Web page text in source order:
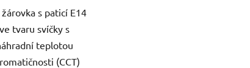
žárovka s paticí E14
ve tvaru svíčky s
teplotou
(CCT)